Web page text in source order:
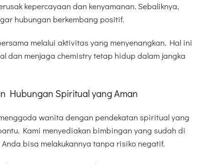
kepercayaan dan kenyamanan. Sebaliknya,
hubungan berkembang positif.
melalui aktivitas yang menyenangkan. Hal ini
dan menjaga chemistry tetap hidup dalam jangka
Hubungan Spiritual yang Aman
wanita dengan pendekatan spiritual yang
Kami menyediakan bimbingan yang sudah di
bisa melakukannya tanpa risiko negatif.